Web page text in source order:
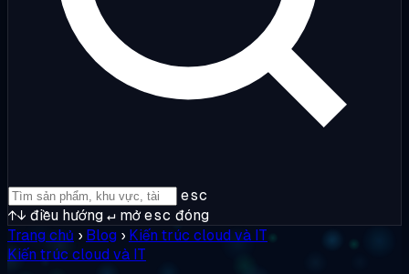
esc
↑↓ điều hướng↵ mởesc đóng
Trang chủ › Blog › Kiến trúc cloud và IT
Kiến trúc cloud và IT